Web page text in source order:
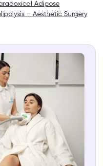
Adipose
– Aesthetic Surgery